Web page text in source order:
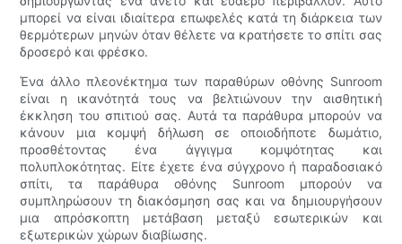
μπορεί να είναι ιδιαίτερα επωφελές κατά τη διάρκεια των
θερμότερων μηνών όταν θέλετε να κρατήσετε το σπίτι σας
δροσερό και φρέσκο.
Ένα άλλο πλεονέκτημα των παραθύρων οθόνης Sunroom
είναι η ικανότητά τους να βελτιώνουν την αισθητική
έκκληση του σπιτιού σας. Αυτά τα παράθυρα μπορούν να
κάνουν μια κομψή δήλωση σε οποιοδήποτε δωμάτιο,
προσθέτοντας ένα άγγιγμα κομψότητας και
πολυπλοκότητας. Είτε έχετε ένα σύγχρονο ή παραδοσιακό
σπίτι, τα παράθυρα οθόνης Sunroom μπορούν να
συμπληρώσουν τη διακόσμηση σας και να δημιουργήσουν
μια απρόσκοπτη μετάβαση μεταξύ εσωτερικών και
εξωτερικών χώρων διαβίωσης.